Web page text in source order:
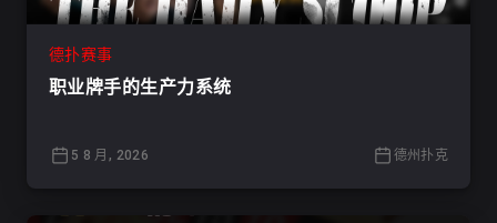
德扑赛事
职业牌手的生产力系统
5 8 月, 2026 德州扑克